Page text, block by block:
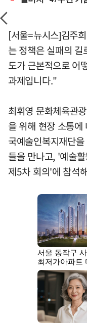
[서울=뉴시스]김주
는 정책은 실패의
도가 근본적으로 어
과제입니다."
최휘영 문화체육관
을 위해 현장 소통
국예술인복지재단
들을 만나고, '예술
제5차 회의'에 참석